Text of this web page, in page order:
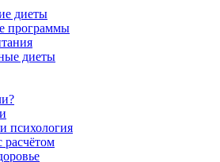
диеты
программы
диеты
психология
расчётом